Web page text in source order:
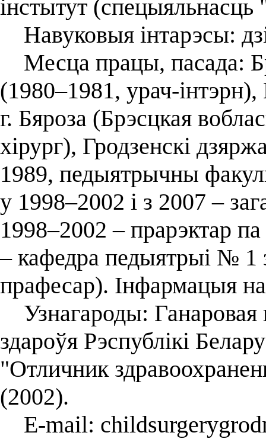
інстытут
Навуковыя інтарэсы:
Месца працы, пасада:
(1980–1981, урач-
г. Бяроза (Брэсцкая
хірург), Гродзенскі
1989, педыятрычны
у 1998–2002 і з 2007 –
1998–2002 – прарэктар
– кафедра педыятрыі № 1
прафесар). Інфармацыя
Узнагароды: Ганаровая
здароўя Рэспублікі
"Отличник
(2002).
E-mail: